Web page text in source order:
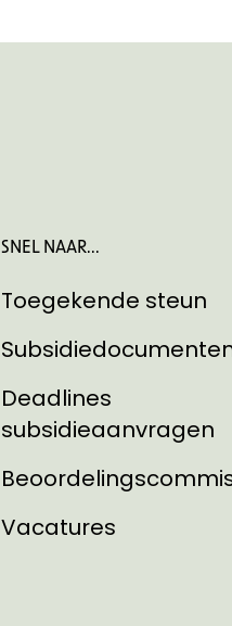
SNEL NAAR...
Toegekende steun
Deadlines
subsidieaanvragen
Vacatures